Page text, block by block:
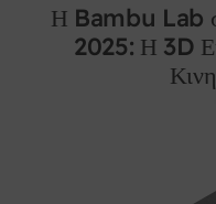
Η Bambu Lab
2025: Η 3D